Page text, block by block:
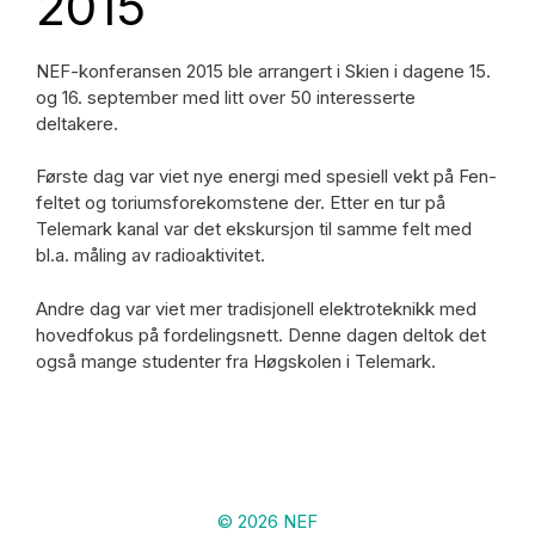
NEF-konferansen 2015 ble arrangert i Skien i dagene 15.
og 16. september med litt over 50 interesserte
deltakere.
Første dag var viet nye energi med spesiell vekt på Fen-
feltet og toriumsforekomstene der. Etter en tur på
Telemark kanal var det ekskursjon til samme felt med
bl.a. måling av radioaktivitet.
Andre dag var viet mer tradisjonell elektroteknikk med
hovedfokus på fordelingsnett. Denne dagen deltok det
også mange studenter fra Høgskolen i Telemark.
© 2026 NEF